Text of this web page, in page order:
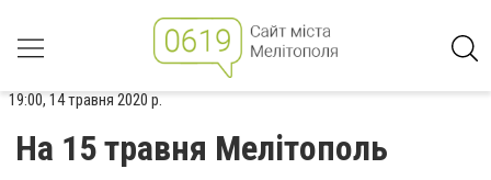
19:00, 14 травня 2020 р.
На 15 травня Мелітополь